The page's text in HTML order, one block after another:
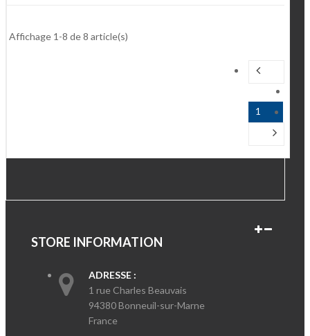
Affichage 1-8 de 8 article(s)
1
STORE INFORMATION
ADRESSE :
1 rue Charles Beauvais
94380 Bonneuil-sur-Marne
France